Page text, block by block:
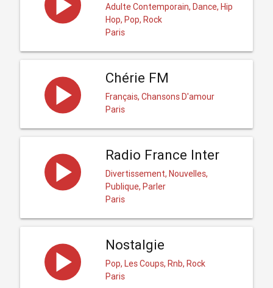
Adulte Contemporain, Dance, Hip
Hop, Pop, Rock
Paris
Chérie FM
Français, Chansons D'amour
Paris
Radio France Inter
Divertissement, Nouvelles,
Publique, Parler
Paris
Nostalgie
Pop, Les Coups, Rnb, Rock
Paris